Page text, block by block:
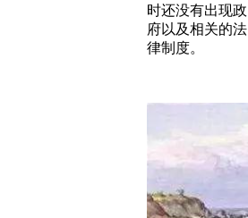
时还没有出现政
府以及相关的法
律制度。